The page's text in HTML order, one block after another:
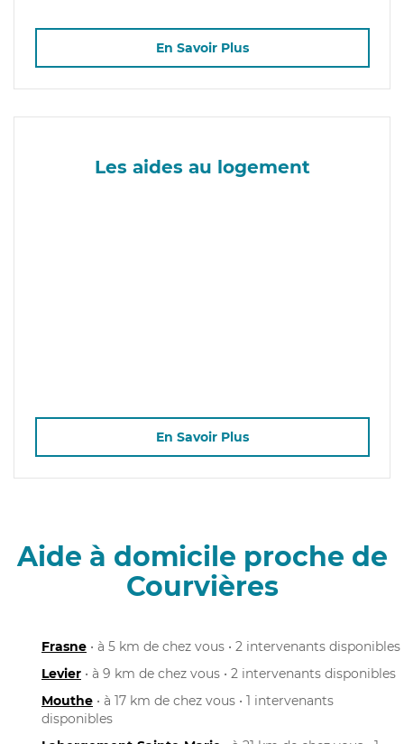
En Savoir Plus
Les aides au logement
En Savoir Plus
Aide à domicile proche de
Courvières
Frasne • à 5 km de chez vous • 2 intervenants disponibles
Levier • à 9 km de chez vous • 2 intervenants disponibles
Mouthe • à 17 km de chez vous • 1 intervenants
disponibles